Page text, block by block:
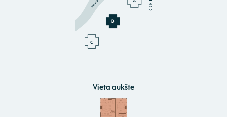
Vieta aukšte